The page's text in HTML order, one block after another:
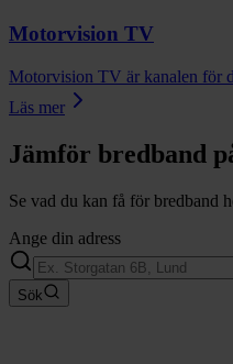
Motorvision TV
Motorvision TV är kanalen för
Läs mer
Jämför bredband
Se vad du kan få för bredband
Ange din adress
Sök